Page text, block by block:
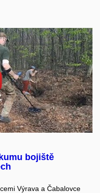
bojiště
Výrava a Čabalovce